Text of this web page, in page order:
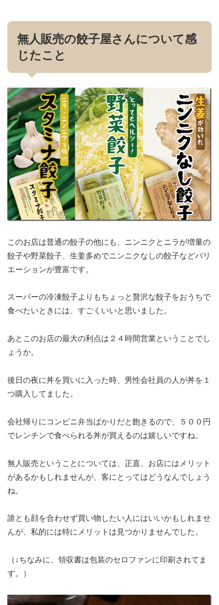
無人販売の餃子屋さんについて感
じたこと
このお店は普通の餃子の他にも、ニンニクとニラが増量の
餃子や野菜餃子、生姜多めでニンニクなしの餃子などバリ
エーションが豊富です。
スーパーの冷凍餃子よりもちょっと贅沢な餃子をおうちで
食べたいときには、すごくいいと思いました。
あとこのお店の最大の利点は２４時間営業ということでし
ょうか。
後日の夜に丼を買いに入った時、男性会社員の人が丼を１
つ購入してました。
会社帰りにコンビニ弁当ばかりだと飽きるので、５００円
でレンチンで食べられる丼が買えるのは嬉しいですね。
無人販売ということについては、正直、お店にはメリット
があるかもしれませんが、客にとってはどうなんでしょう
ね。
誰とも顔を合わせず買い物したい人にはいいかもしれませ
んが、私的には特にメリットは見つかりませんでした。
（↓ちなみに、領収書は包装のセロファンに印刷されてま
す。）